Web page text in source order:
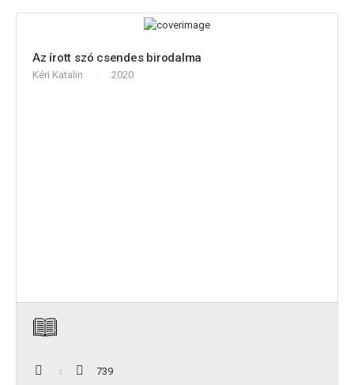
Az írott szó csendes birodalma
Kéri Katalin 2020
739